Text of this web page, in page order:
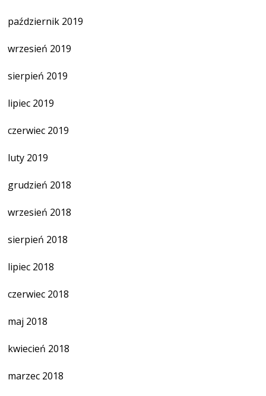
październik 2019
wrzesień 2019
sierpień 2019
lipiec 2019
czerwiec 2019
luty 2019
grudzień 2018
wrzesień 2018
sierpień 2018
lipiec 2018
czerwiec 2018
maj 2018
kwiecień 2018
marzec 2018